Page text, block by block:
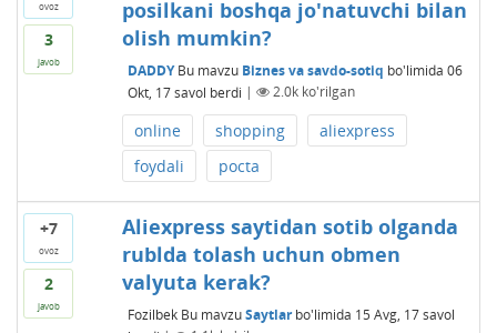
ovoz
3
javob
posilkani boshqa jo'natuvchi bilan
olish mumkin?
DADDY Bu mavzu Biznes va savdo-sotiq bo'limida 06
Okt, 17 savol berdi | 2.0kko'rilgan
online shopping
aliexpress
foydali
pocta
+7
ovoz
2
javob
Aliexpress saytidan sotib olganda
rublda tolash uchun obmen
valyuta kerak?
Fozilbek Bu mavzuSaytlarbo'limida 15 Avg, 17 savol